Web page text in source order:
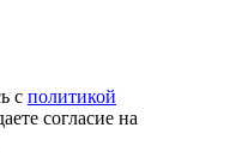
с политикой
согласие на